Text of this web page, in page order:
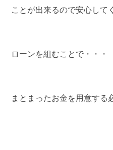
ことが出来るので安心して
ローンを組むことで・・・
まとまったお金を用意す